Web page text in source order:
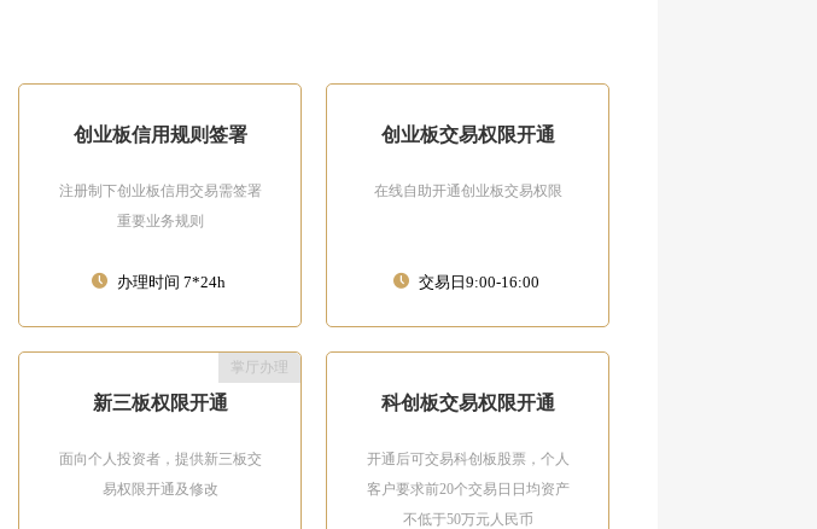
创业板信用规则签署
注册制下创业板信用交易需签署
重要业务规则
办理时间 7*24h
创业板交易权限开通
在线自助开通创业板交易权限
交易日9:00-16:00
新三板权限开通
掌厅办理
面向个人投资者，提供新三板交
易权限开通及修改
科创板交易权限开通
开通后可交易科创板股票，个人
客户要求前20个交易日日均资产
不低于50万元人民币